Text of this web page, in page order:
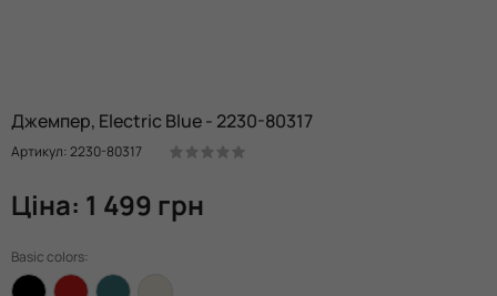
Джемпер, Electric Blue - 2230-80317
Артикул: 2230-80317
Ціна: 1 499 грн
Basic colors: